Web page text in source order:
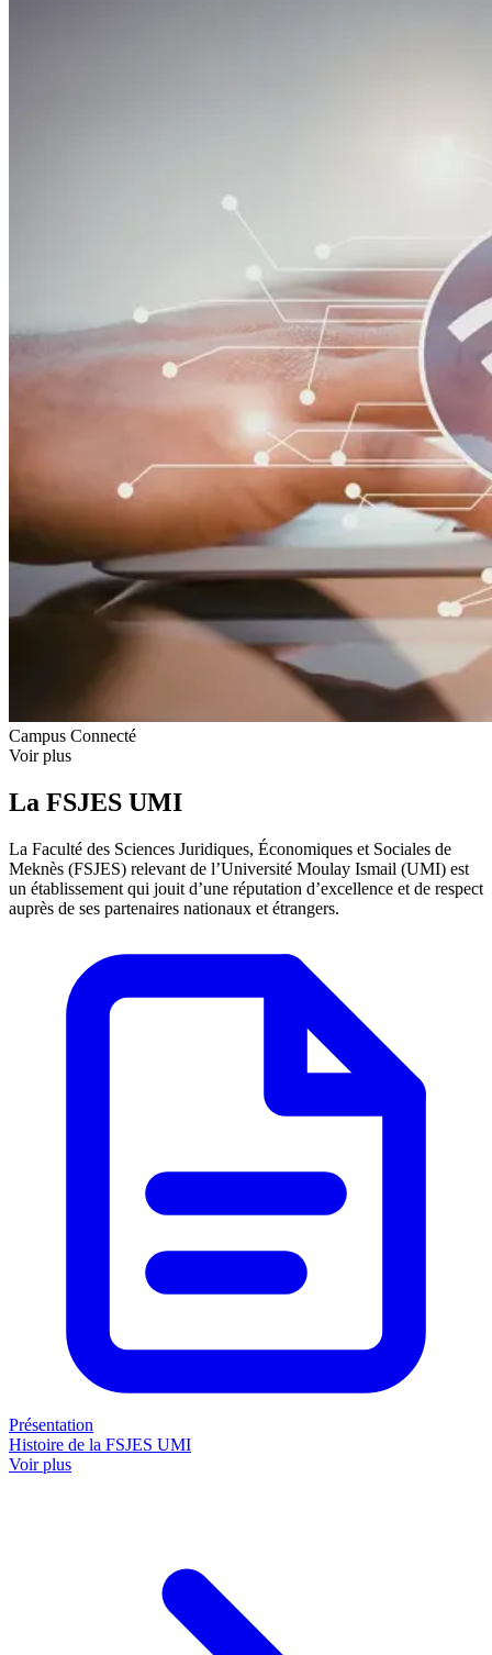
Campus Connecté
Voir plus
La FSJES UMI
La Faculté des Sciences Juridiques, Économiques et Sociales de
Meknès (FSJES) relevant de l’Université Moulay Ismail (UMI) est
un établissement qui jouit d’une réputation d’excellence et de respect
auprès de ses partenaires nationaux et étrangers.
Présentation
Histoire de la FSJES UMI
Voir plus